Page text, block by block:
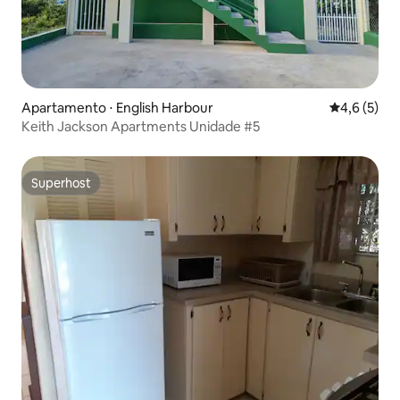
Apartamento ⋅ English Harbour 4,6 de
4,6 (5)
Keith Jackson Apartments Unidade #5
Superhost
Superhost